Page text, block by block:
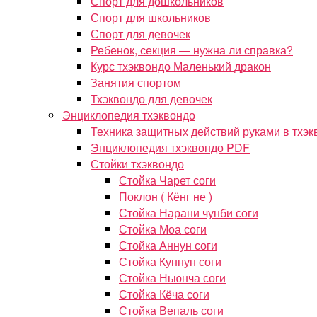
Спорт для школьников
Спорт для девочек
Ребенок, секция — нужна ли справка?
Курс тхэквондо Маленький дракон
Занятия спортом
Тхэквондо для девочек
Энциклопедия тхэквондо
Техника защитных действий руками в
Энциклопедия тхэквондо PDF
Стойки тхэквондо
Стойка Чарет соги
Поклон ( Кёнг не )
Стойка Нарани чунби соги
Стойка Моа соги
Стойка Аннун соги
Стойка Куннун соги
Стойка Ньюнча соги
Стойка Кёча соги
Стойка Вепаль соги